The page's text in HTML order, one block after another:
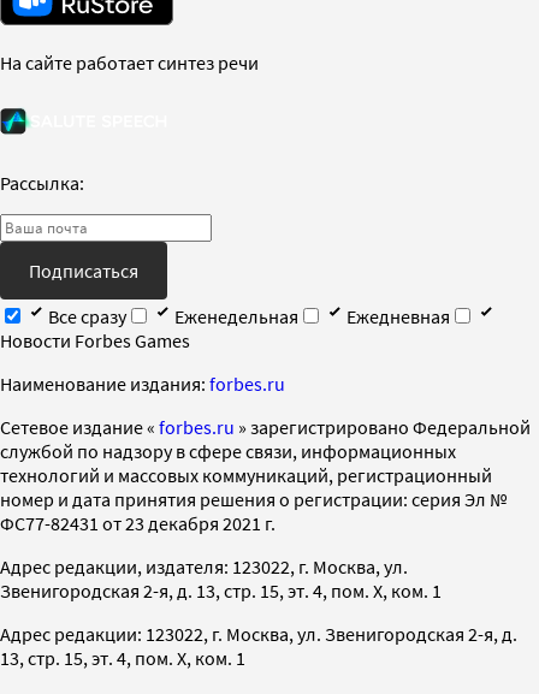
На сайте работает синтез речи
Рассылка:
Подписаться
Все сразу
Еженедельная
Ежедневная
Новости Forbes Games
Наименование издания: forbes.ru
Cетевое издание « forbes.ru » зарегистрировано Федеральной
службой по надзору в сфере связи, информационных
технологий и массовых коммуникаций, регистрационный
номер и дата принятия решения о регистрации: серия Эл №
ФС77-82431 от 23 декабря 2021 г.
Адрес редакции, издателя: 123022, г. Москва, ул.
Звенигородская 2-я, д. 13, стр. 15, эт. 4, пом. X, ком. 1
Адрес редакции: 123022, г. Москва, ул. Звенигородская 2-я, д.
13, стр. 15, эт. 4, пом. X, ком. 1